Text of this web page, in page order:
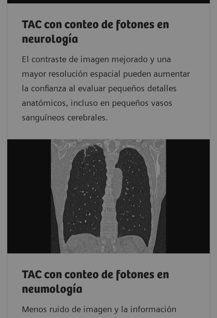
TAC con conteo de fotones en
neurología
El contraste de imagen mejorado y una
mayor resolución espacial pueden aumentar
la confianza al evaluar pequeños detalles
anatómicos, incluso en pequeños vasos
sanguíneos cerebrales.
TAC con conteo de fotones en
neumología
Menos ruido de imagen y la información